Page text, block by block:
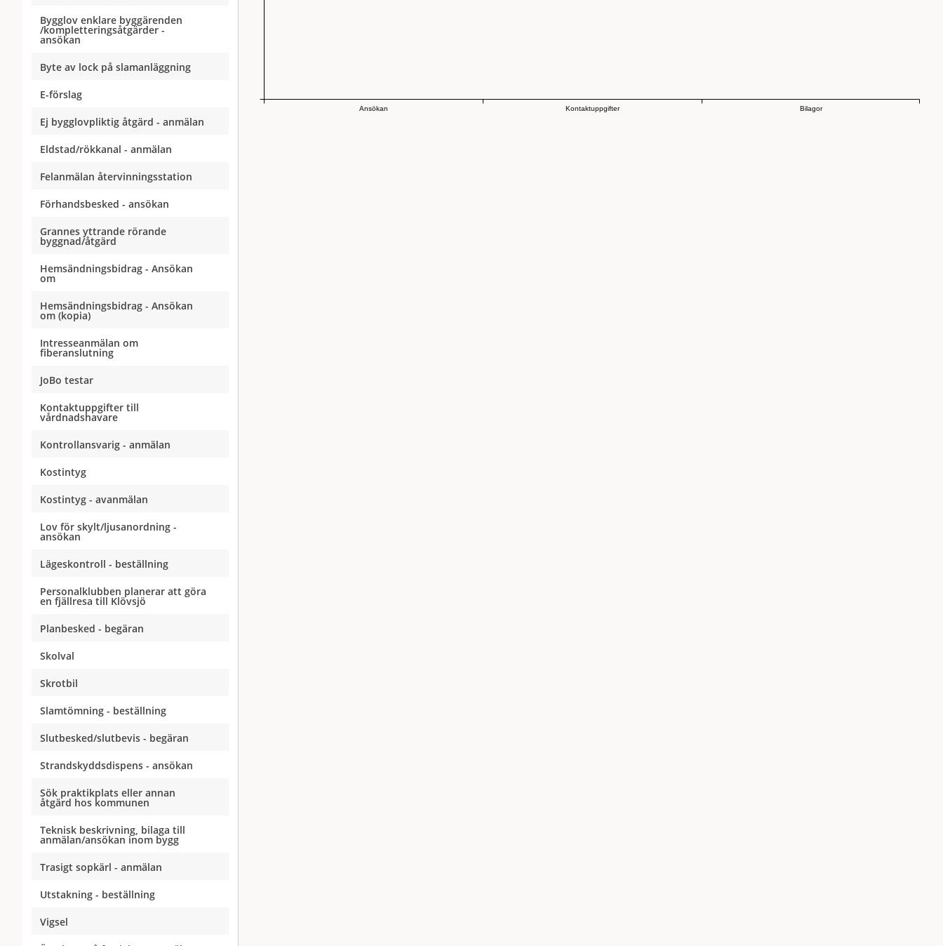
Bygglov enklare byggärenden
/kompletteringsåtgärder -
ansökan
Byte av lock på slamanläggning
E-förslag
Ej bygglovpliktig åtgärd - anmälan
Eldstad/rökkanal - anmälan
Felanmälan återvinningsstation
Förhandsbesked - ansökan
Grannes yttrande rörande
byggnad/åtgärd
Hemsändningsbidrag - Ansökan
om
Hemsändningsbidrag - Ansökan
om (kopia)
Intresseanmälan om
fiberanslutning
JoBo testar
Kontaktuppgifter till
vårdnadshavare
Kontrollansvarig - anmälan
Kostintyg
Kostintyg - avanmälan
Lov för skylt/ljusanordning -
ansökan
Lägeskontroll - beställning
Personalklubben planerar att göra
en fjällresa till Klövsjö
Planbesked - begäran
Skolval
Skrotbil
Slamtömning - beställning
Slutbesked/slutbevis - begäran
Strandskyddsdispens - ansökan
Sök praktikplats eller annan
åtgärd hos kommunen
Teknisk beskrivning, bilaga till
anmälan/ansökan inom bygg
Trasigt sopkärl - anmälan
Utstakning - beställning
Vigsel
Ansökan Kontaktuppgifter Bilagor